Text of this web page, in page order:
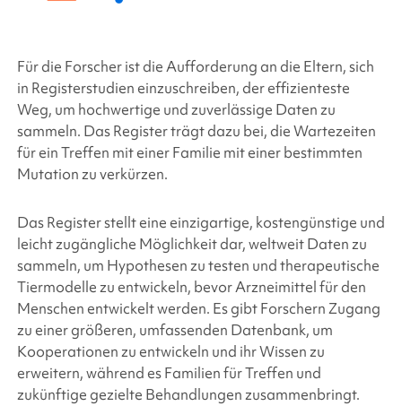
Für die Forscher ist die Aufforderung an die Eltern, sich
in Registerstudien einzuschreiben, der effizienteste
Weg, um hochwertige und zuverlässige Daten zu
sammeln. Das Register trägt dazu bei, die Wartezeiten
für ein Treffen mit einer Familie mit einer bestimmten
Mutation zu verkürzen.
Das Register stellt eine einzigartige, kostengünstige und
leicht zugängliche Möglichkeit dar, weltweit Daten zu
sammeln, um Hypothesen zu testen und therapeutische
Tiermodelle zu entwickeln, bevor Arzneimittel für den
Menschen entwickelt werden. Es gibt Forschern Zugang
zu einer größeren, umfassenden Datenbank, um
Kooperationen zu entwickeln und ihr Wissen zu
erweitern, während es Familien für Treffen und
zukünftige gezielte Behandlungen zusammenbringt.